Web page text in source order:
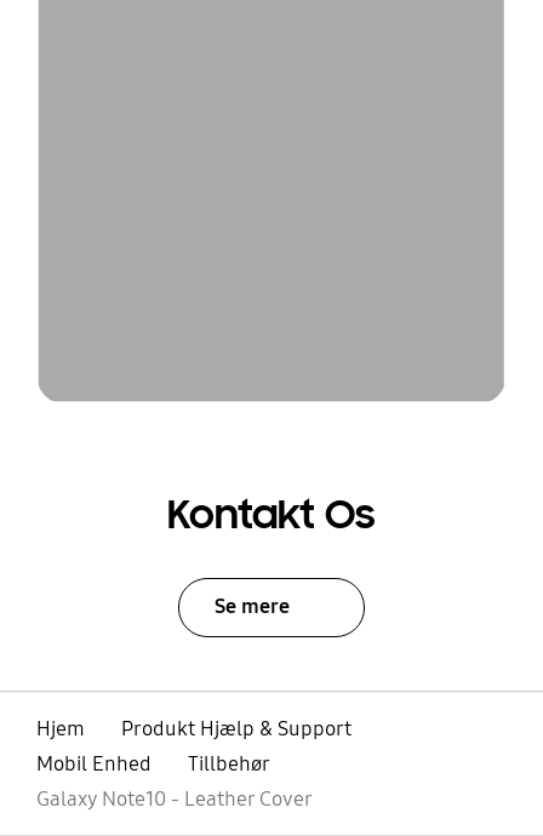
Kontakt Os
Se mere
Hjem
Produkt Hjælp & Support
Mobil Enhed
Tillbehør
Galaxy Note10 - Leather Cover